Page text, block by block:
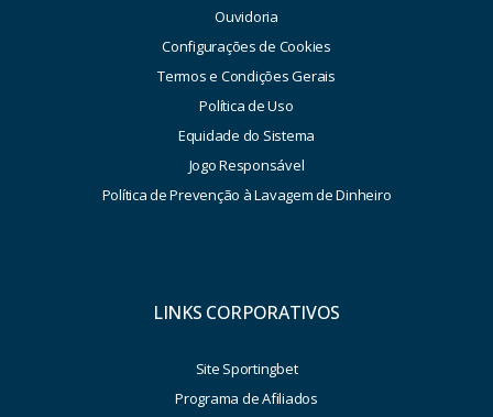
Ouvidoria
Configurações de Cookies
Termos e Condições Gerais
Política de Uso
Equidade do Sistema
Jogo Responsável
Política de Prevenção à Lavagem de Dinheiro
LINKS CORPORATIVOS
Site Sportingbet
Programa de Afiliados